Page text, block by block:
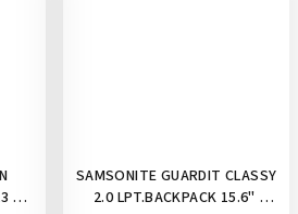
L,
SAMSONITE GUARDIT CLASSY
2.0 LPT.BACKPACK 15.6"